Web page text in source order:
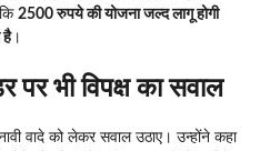
2500 रुपये की योजना जल्द लागू होगी
है।
पर भी विपक्ष का सवाल
वादे को लेकर सवाल उठाए। उन्होंने कहा